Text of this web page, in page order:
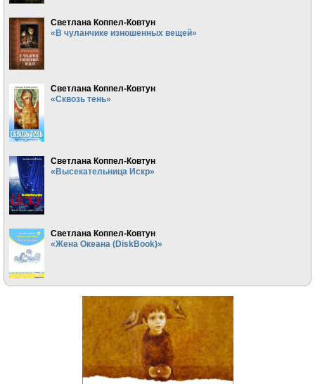
Светлана Коппел-Ковтун
«В чуланчике изношенных вещей»
Светлана Коппел-Ковтун
«Сквозь тень»
Светлана Коппел-Ковтун
«Высекательница Искр»
Светлана Коппел-Ковтун
«Жена Океана (DiskBook)»